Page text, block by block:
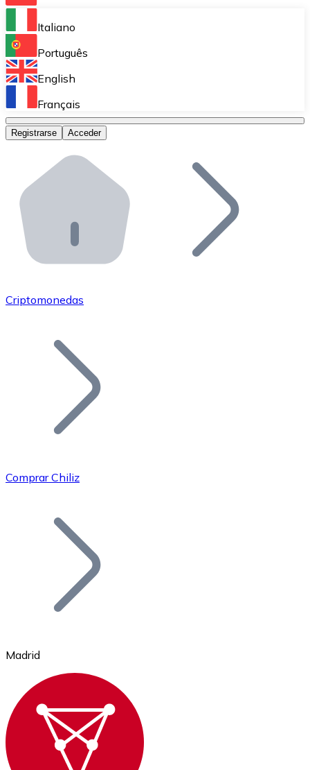
Bitnovo Ramp
Integra nuestra solución en tu plataforma.
Bitnovo Giftcards
Bitnovo OTC
Bitnovo ATM
Integra un ATM Bitnovo en tu negocio y permite que
Bitnovo API
Integra nuestra API en tu ecosistema.
Únete a nuestra red de distribuidores.
Añade tu proyecto a nuestro ecosistema.
Bitcoin
Ethereum
ETH
Italiano
Português
English
Français
Registrarse Acceder
Criptomonedas
Comprar Chiliz
Madrid